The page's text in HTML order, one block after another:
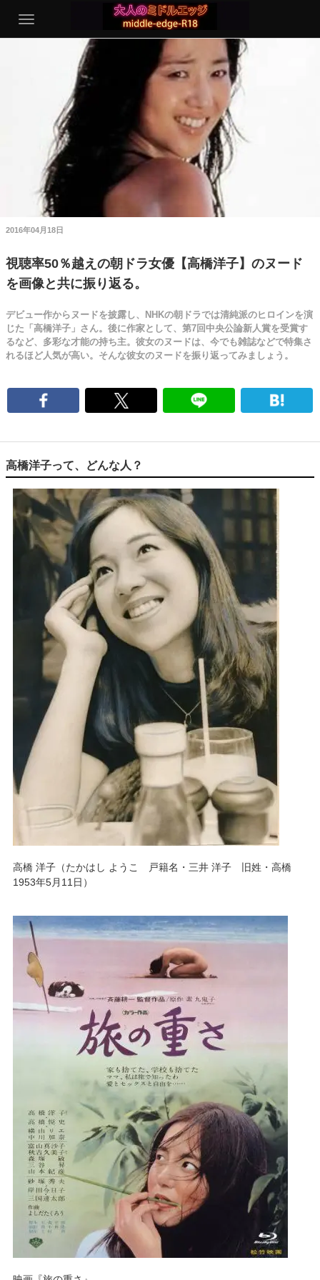
2016年04月18日
視聴率50％越えの朝ドラ女優【高橋洋子】のヌード
を画像と共に振り返る。
デビュー作からヌードを披露し、NHKの朝ドラでは清純派のヒロインを演
じた「高橋洋子」さん。後に作家として、第7回中央公論新人賞を受賞す
るなど、多彩な才能の持ち主。彼女のヌードは、今でも雑誌などで特集さ
れるほど人気が高い。そんな彼女のヌードを振り返ってみましょう。
高橋洋子って、どんな人？
高橋 洋子（たかはし ようこ 戸籍名・三井 洋子 旧姓・高橋
1953年5月11日）